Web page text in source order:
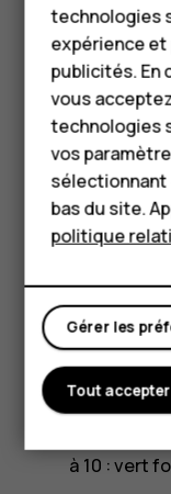
HMD
Pour
Mon compte
réparabilité ?
Les couleurs
l'indice. Les
scores sont les
Score
à 1,9 : rouge
Score
à 3,9 : orange
Score
à 5,9 : jaune
Score
à 7,9 : vert
à 10 : vert
technologies
expérience et
publicités. En
vous
technologies
vos
sélectionnant
bas du site.
politique
Gérer les
Tout accepter